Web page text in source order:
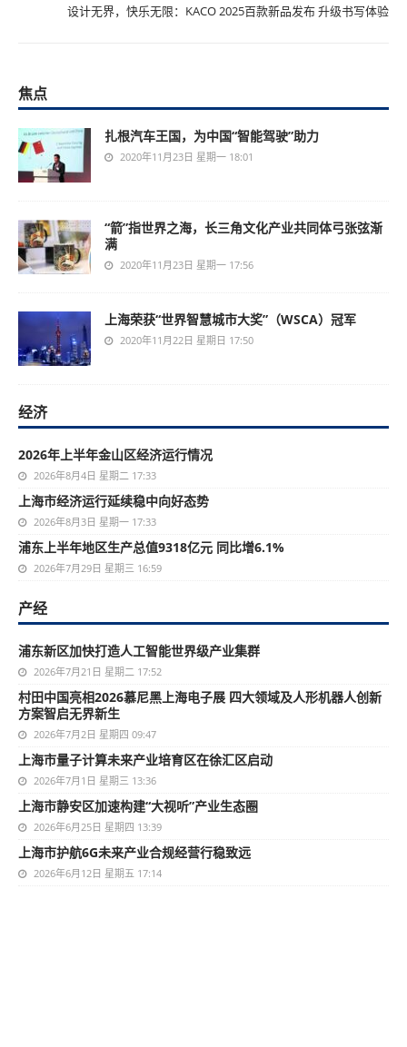
设计无界，快乐无限：KACO 2025百款新品发布 升级书写体验
焦点
扎根汽车王国，为中国“智能驾驶”助力
2020年11月23日 星期一 18:01
“箭”指世界之海，长三角文化产业共同体弓张弦渐
满
2020年11月23日 星期一 17:56
上海荣获“世界智慧城市大奖”（WSCA）冠军
2020年11月22日 星期日 17:50
经济
2026年上半年金山区经济运行情况
2026年8月4日 星期二 17:33
上海市经济运行延续稳中向好态势
2026年8月3日 星期一 17:33
浦东上半年地区生产总值9318亿元 同比增6.1%
2026年7月29日 星期三 16:59
产经
浦东新区加快打造人工智能世界级产业集群
2026年7月21日 星期二 17:52
村田中国亮相2026慕尼黑上海电子展 四大领域及人形机器人创新
方案智启无界新生
2026年7月2日 星期四 09:47
上海市量子计算未来产业培育区在徐汇区启动
2026年7月1日 星期三 13:36
上海市静安区加速构建“大视听”产业生态圈
2026年6月25日 星期四 13:39
上海市护航6G未来产业合规经营行稳致远
2026年6月12日 星期五 17:14